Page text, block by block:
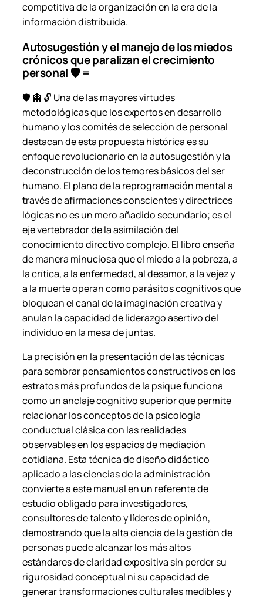
competitiva de la organización en la era de la
información distribuida.
Autosugestión y el manejo de los miedos
crónicos que paralizan el crecimiento
personal 🛡 =
🛡️ 👻 🔓 Una de las mayores virtudes
metodológicas que los expertos en desarrollo
humano y los comités de selección de personal
destacan de esta propuesta histórica es su
enfoque revolucionario en la autosugestión y la
deconstrucción de los temores básicos del ser
humano. El plano de la reprogramación mental a
través de afirmaciones conscientes y directrices
lógicas no es un mero añadido secundario; es el
eje vertebrador de la asimilación del
conocimiento directivo complejo. El libro enseña
de manera minuciosa que el miedo a la pobreza, a
la crítica, a la enfermedad, al desamor, a la vejez y
a la muerte operan como parásitos cognitivos que
bloquean el canal de la imaginación creativa y
anulan la capacidad de liderazgo asertivo del
individuo en la mesa de juntas.
La precisión en la presentación de las técnicas
para sembrar pensamientos constructivos en los
estratos más profundos de la psique funciona
como un anclaje cognitivo superior que permite
relacionar los conceptos de la psicología
conductual clásica con las realidades
observables en los espacios de mediación
cotidiana. Esta técnica de diseño didáctico
aplicado a las ciencias de la administración
convierte a este manual en un referente de
estudio obligado para investigadores,
consultores de talento y líderes de opinión,
demostrando que la alta ciencia de la gestión de
personas puede alcanzar los más altos
estándares de claridad expositiva sin perder su
rigurosidad conceptual ni su capacidad de
generar transformaciones culturales medibles y